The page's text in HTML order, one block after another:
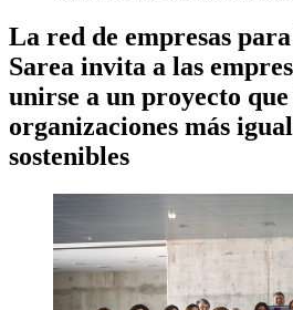
La red de empresas
Sarea invita a las
unirse a un proyecto
organizaciones más
sostenibles